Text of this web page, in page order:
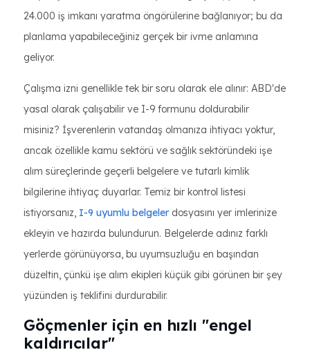
24.000 iş imkanı yaratma öngörülerine bağlanıyor; bu da
planlama yapabileceğiniz gerçek bir ivme anlamına
geliyor.
Çalışma izni genellikle tek bir soru olarak ele alınır: ABD'de
yasal olarak çalışabilir ve I-9 formunu doldurabilir
misiniz? İşverenlerin vatandaş olmanıza ihtiyacı yoktur,
ancak özellikle kamu sektörü ve sağlık sektöründeki işe
alım süreçlerinde geçerli belgelere ve tutarlı kimlik
bilgilerine ihtiyaç duyarlar. Temiz bir kontrol listesi
istiyorsanız, I-9 uyumlu belgeler dosyasını yer imlerinize
ekleyin ve hazırda bulundurun. Belgelerde adınız farklı
yerlerde görünüyorsa, bu uyumsuzluğu en başından
düzeltin, çünkü işe alım ekipleri küçük gibi görünen bir şey
yüzünden iş teklifini durdurabilir.
Göçmenler için en hızlı "engel
kaldırıcılar"